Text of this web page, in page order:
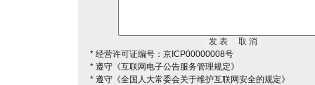
* 经营许可证编号：京ICP00000008号
* 遵守《互联网电子公告服务管理规定》
* 遵守《全国人大常委会关于维护互联网安全的规定》